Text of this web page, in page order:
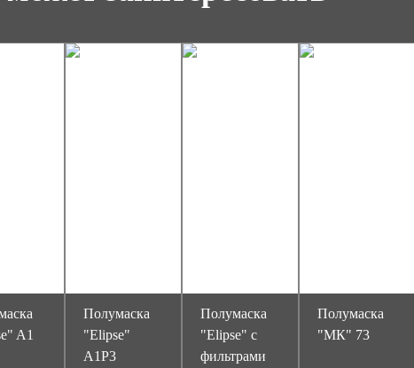
A1
Полумаска
"Elipse"
A1P3
Полумаска
"Elipse" с
фильтрами
Полумаска
"МК" 73